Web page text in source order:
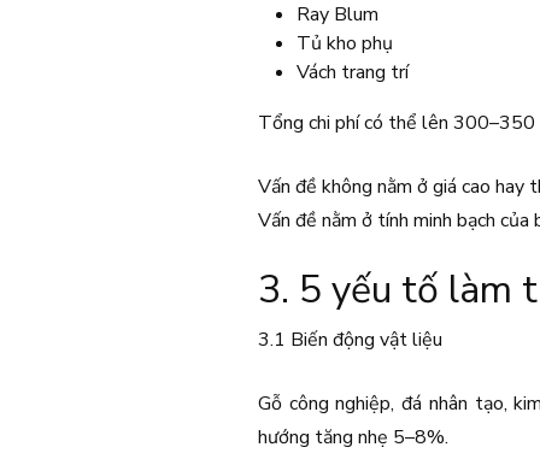
Ray Blum
Tủ kho phụ
Vách trang trí
Tổng chi phí có thể lên 300–350
Vấn đề không nằm ở giá cao hay
Vấn đề nằm ở tính minh bạch
3. 5 yếu tố làm
3.1 Biến động vật liệu
Gỗ công nghiệp, đá nhân tạo,
hướng tăng nhẹ 5–8%.